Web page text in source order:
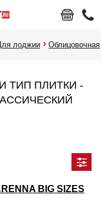
лоджии Облицовочная
ТИП ПЛИТКИ -